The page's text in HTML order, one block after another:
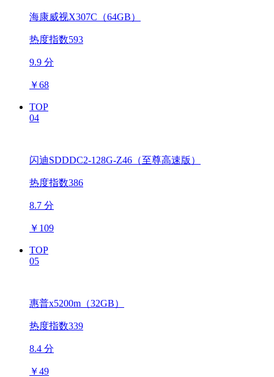
海康威视X307C（64GB）
热度指数593
9.9 分
￥68
TOP
04
闪迪SDDDC2-128G-Z46（至尊高速版）
热度指数386
8.7 分
￥ 109
TOP
05
惠普x5200m（32GB）
热度指数339
8.4 分
￥49